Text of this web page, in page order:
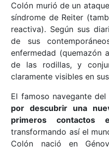
Colón murió de un
síndrome de Reiter
reactiva). Según sus
de sus
enfermedad (quemazón
de las rodillas, y
claramente visibles en
El famoso navegante del
por descubrir una
primeros contactos
transformando así el
Colón nació en